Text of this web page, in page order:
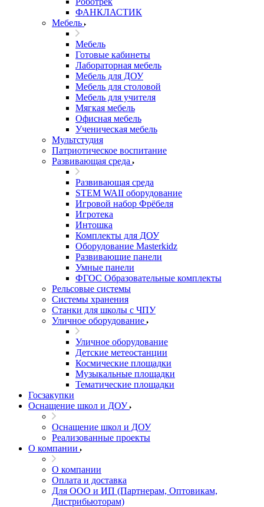
ФАНКЛАСТИК
Мебель
Мебель
Готовые кабинеты
Лабораторная мебель
Мебель для ДОУ
Мебель для столовой
Мебель для учителя
Мягкая мебель
Офисная мебель
Ученическая мебель
Мультстудия
Патриотическое воспитание
Развивающая среда
Развивающая среда
STEM WAII оборудование
Игровой набор Фрёбеля
Игротека
Интошка
Комплекты для ДОУ
Оборудование Masterkidz
Развивающие панели
Умные панели
ФГОС Образовательные комплекты
Рельсовые системы
Системы хранения
Станки для школы с ЧПУ
Уличное оборудование
Уличное оборудование
Детские метеостанции
Космические площадки
Музыкальные площадки
Тематические площадки
Госзакупки
Оснащение школ и ДОУ
Оснащение школ и ДОУ
Реализованные проекты
О компании
О компании
Оплата и доставка
Для ООО и ИП (Партнерам, Оптовикам,
Дистрибьюторам)